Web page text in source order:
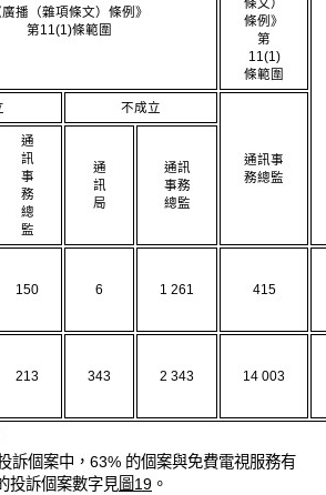
廣播（雜項條文）條例》
第11(1)條範圍
條文）
條例》
第
11(1)
條範圍
不成立
通訊事
務總監
通
訊
事
務
總
監
通
訊
局
通訊
事務
總監
150 6 1 261 415
213 343 2 343 14 003
訴個案中，63% 的個案與免費電視服務有
投訴個案數字見圖19 。